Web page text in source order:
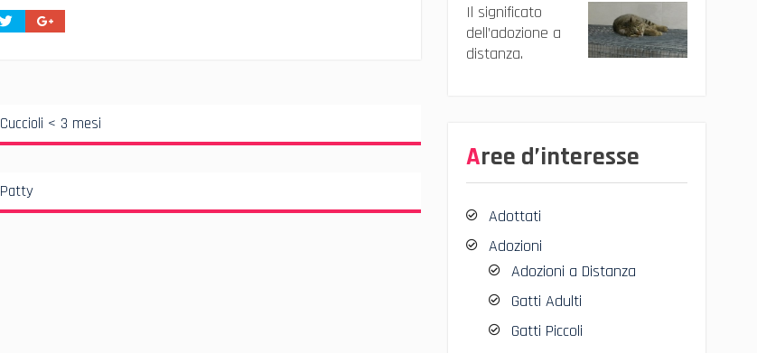
Precedente:
Cuccioli < 3 mesi
Successivo:
Patty
Il significato
dell’adozione a
distanza.
Aree d’interesse
Adottati
Adozioni
Adozioni a Distanza
Gatti Adulti
Gatti Piccoli